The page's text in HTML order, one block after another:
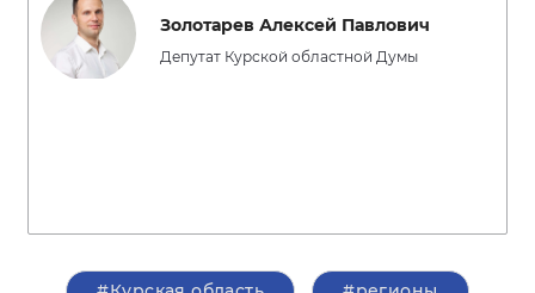
Золотарев Алексей Павлович
Депутат Курской областной Думы